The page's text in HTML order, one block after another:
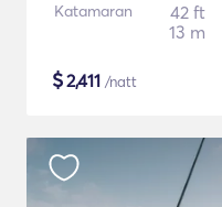
Katamaran
42 ft
13 m
$2,411 /natt